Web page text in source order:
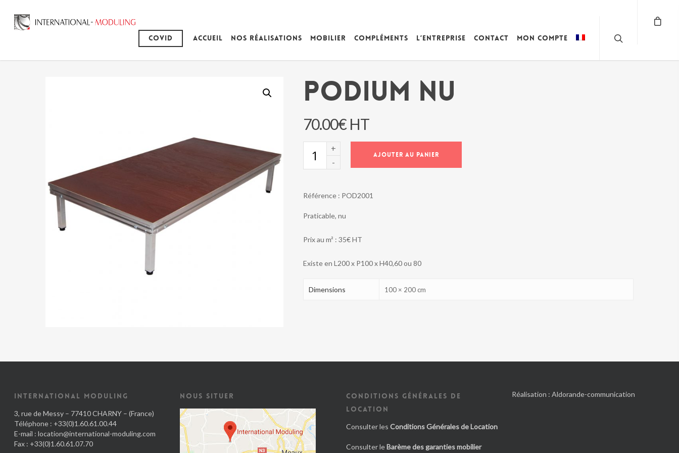
Covid Accueil Nos réalisations Mobilier Compléments L’entreprise Contact Mon compte
PODIUM NU
70.00€ HT
AJOUTER AU PANIER
Référence : POD2001
Praticable, nu
Prix au m² : 35€ HT
Existe en L200 x P100 x H40,60 ou 80
Dimensions 100 × 200 cm
INTERNATIONAL MODULING
3, rue de Messy – 77410 CHARNY – (France)
Téléphone : +33(0)1.60.61.00.44
E-mail : location@international-moduling.com
Fax : +33(0)1.60.61.07.70
NOUS SITUER
CONDITIONS GÉNÉRALES DE
LOCATION
Consulter les Conditions Générales de Location
Consulter leBarème des garanties mobilier
Réalisation :Aldorande-communication